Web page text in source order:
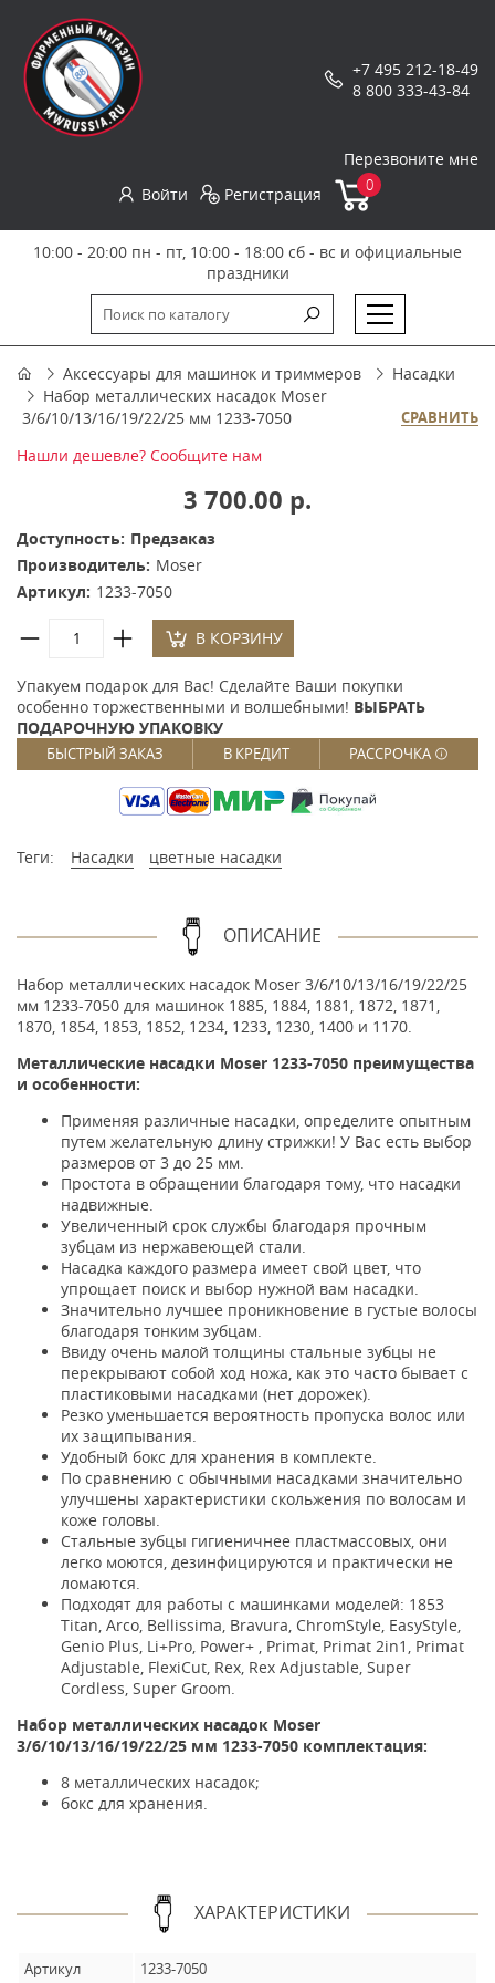
+7 495 212-18-49
8 800 333-43-84
Перезвоните мне
Войти
Регистрация 0
10:00 - 20:00 пн - пт, 10:00 - 18:00 сб - вс и официальные
праздники
Аксессуары для машинок и триммеров
Насадки
Набор металлических насадок Moser
3/6/10/13/16/19/22/25 мм 1233-7050
СРАВНИТЬ
Нашли дешевле? Сообщите нам
3 700.00 р.
Доступность: Предзаказ
Производитель: Moser
Артикул: 1233-7050
В КОРЗИНУ
Упакуем подарок для Вас! Сделайте Ваши покупки
особенно торжественными и волшебными! ВЫБРАТЬ
ПОДАРОЧНУЮ УПАКОВКУ
БЫСТРЫЙ ЗАКАЗ В КРЕДИТ РАССРОЧКА
Теги: Насадки цветные насадки
ОПИСАНИЕ
Набор металлических насадок Moser 3/6/10/13/16/19/22/25
мм 1233-7050 для машинок 1885, 1884, 1881, 1872, 1871,
1870, 1854, 1853, 1852, 1234, 1233, 1230, 1400 и 1170.
Металлические насадки Moser 1233-7050 преимущества
и особенности:
Применяя различные насадки, определите опытным
путем желательную длину стрижки! У Вас есть выбор
размеров от 3 до 25 мм.
Простота в обращении благодаря тому, что насадки
надвижные.
Увеличенный срок службы благодаря прочным
зубцам из нержавеющей стали.
Насадка каждого размера имеет свой цвет, что
упрощает поиск и выбор нужной вам насадки.
Значительно лучшее проникновение в густые волосы
благодаря тонким зубцам.
Ввиду очень малой толщины стальные зубцы не
перекрывают собой ход ножа, как это часто бывает с
пластиковыми насадками (нет дорожек).
Резко уменьшается вероятность пропуска волос или
их защипывания.
Удобный бокс для хранения в комплекте.
По сравнению с обычными насадками значительно
улучшены характеристики скольжения по волосам и
коже головы.
Стальные зубцы гигиеничнее пластмассовых, они
легко моются, дезинфицируются и практически не
ломаются.
Подходят для работы с машинками моделей: 1853
Titan, Arco, Bellissima, Bravura, ChromStyle, EasyStyle,
Genio Plus, Li+Pro, Power+ , Primat, Primat 2in1, Primat
Adjustable, FlexiCut, Rex, Rex Adjustable, Super
Cordless, Super Groom.
Набор металлических насадок Moser
3/6/10/13/16/19/22/25 мм 1233-7050 комплектация:
8 металлических насадок;
бокс для хранения.
ХАРАКТЕРИСТИКИ
Артикул 1233-7050